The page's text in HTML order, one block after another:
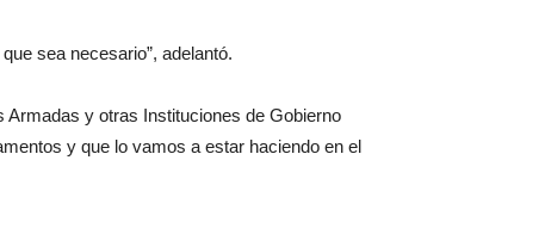
sea necesario”, adelantó.
y otras Instituciones de Gobierno
y que lo vamos a estar haciendo en el